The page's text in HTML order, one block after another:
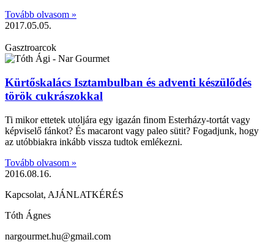
Tovább olvasom »
2017.05.05.
Gasztroarcok
Kürtőskalács Isztambulban és adventi készülődés
török cukrászokkal
Ti mikor ettetek utoljára egy igazán finom Esterházy-tortát vagy
képviselő fánkot? És macaront vagy paleo sütit? Fogadjunk, hogy
az utóbbiakra inkább vissza tudtok emlékezni.
Tovább olvasom »
2016.08.16.
Kapcsolat, AJÁNLATKÉRÉS
Tóth Ágnes
nargourmet.hu@gmail.com